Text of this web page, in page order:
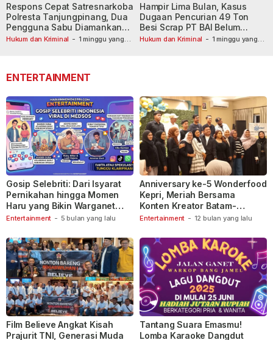
Hukum dan Kriminal - 1 minggu yang
Respons Cepat Satresnarkoba
Polresta Tanjungpinang, Dua
Pengguna Sabu Diamankan
Usai Dilaporkan ke Call Center
Hukum dan Kriminal - 1 minggu yang
Hampir Lima Bulan, Kasus
Dugaan Pencurian 49 Ton
Besi Scrap PT BAI Belum
Tetapkan Tersangka
ENTERTAINMENT
Entertainment - 5 bulan yang lalu
Gosip Selebriti: Dari Isyarat
Pernikahan hingga Momen
Haru yang Bikin Warganet
Berspekulasi
Entertainment - 12 bulan yang lalu
Anniversary ke-5 Wonderfood
Kepri, Meriah Bersama
Konten Kreator Batam-
Tanjungpinang
Film Believe Angkat Kisah
Prajurit TNI, Generasi Muda
Tantang Suara Emasmu!
Lomba Karaoke Dangdut